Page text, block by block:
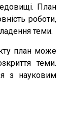
План
роботи,
теми.
план може
теми.
з науковим